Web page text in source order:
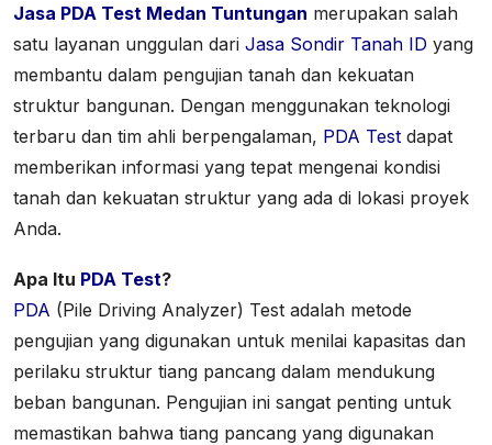
Jasa PDA Test Medan Tuntungan merupakan salah
satu layanan unggulan dari Jasa Sondir Tanah ID yang
membantu dalam pengujian tanah dan kekuatan
struktur bangunan. Dengan menggunakan teknologi
terbaru dan tim ahli berpengalaman, PDA Test dapat
memberikan informasi yang tepat mengenai kondisi
tanah dan kekuatan struktur yang ada di lokasi proyek
Anda.
Apa Itu PDA Test?
PDA (Pile Driving Analyzer) Test adalah metode
pengujian yang digunakan untuk menilai kapasitas dan
perilaku struktur tiang pancang dalam mendukung
beban bangunan. Pengujian ini sangat penting untuk
memastikan bahwa tiang pancang yang digunakan